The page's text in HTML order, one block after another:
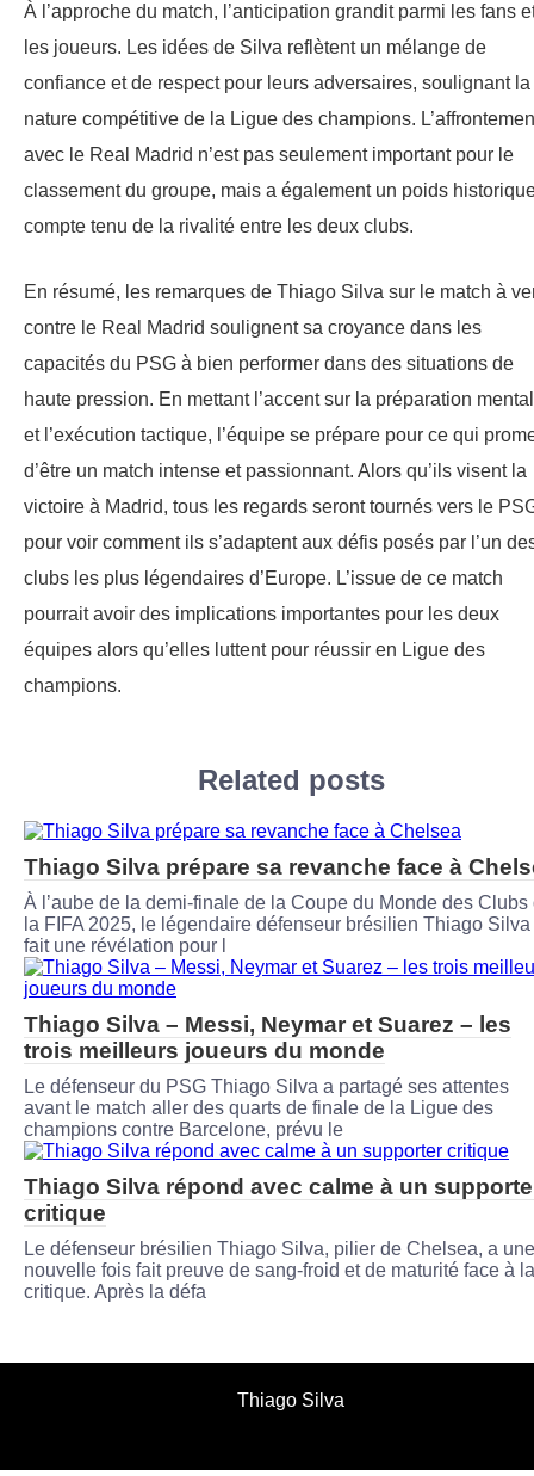
À l’approche du match, l’anticipation grandit parmi les fans
les joueurs. Les idées de Silva reflètent un mélange de
confiance et de respect pour leurs adversaires, soulignant la
nature compétitive de la Ligue des champions.
avec le Real Madrid n’est pas seulement important pour le
classement du groupe, mais a également un poids
compte tenu de la rivalité entre les deux clubs.
En résumé, les remarques de Thiago Silva sur le match à
contre le Real Madrid soulignent sa croyance dans les
capacités du PSG à bien performer dans des situations de
haute pression. En mettant l’accent sur la préparation
et l’exécution tactique, l’équipe se prépare pour ce qui
d’être un match intense et passionnant. Alors qu’ils visent la
victoire à Madrid, tous les regards seront tournés vers le
pour voir comment ils s’adaptent aux défis posés par l’un
clubs les plus légendaires d’Europe. L’issue de ce match
pourrait avoir des implications importantes pour les deux
équipes alors qu’elles luttent pour réussir en Ligue des
champions.
Related posts
Thiago Silva prépare sa revanche face à
À l’aube de la demi-finale de la Coupe du Monde des Clubs
la FIFA 2025, le légendaire défenseur brésilien Thiago Silva
fait une révélation pour l
Thiago Silva – Messi, Neymar et Suarez – les
trois meilleurs joueurs du monde
Le défenseur du PSG Thiago Silva a partagé ses attentes
avant le match aller des quarts de finale de la Ligue des
champions contre Barcelone, prévu le
Thiago Silva répond avec calme à un
critique
Le défenseur brésilien Thiago Silva, pilier de Chelsea, a une
nouvelle fois fait preuve de sang-froid et de maturité face à la
critique. Après la défa
Thiago Silva